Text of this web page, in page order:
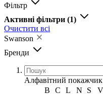
Фільтр
Активні фільтри (1)
Очистити всі
Swanson
Бренди
Алфавітний покажчик
B
C L N S V